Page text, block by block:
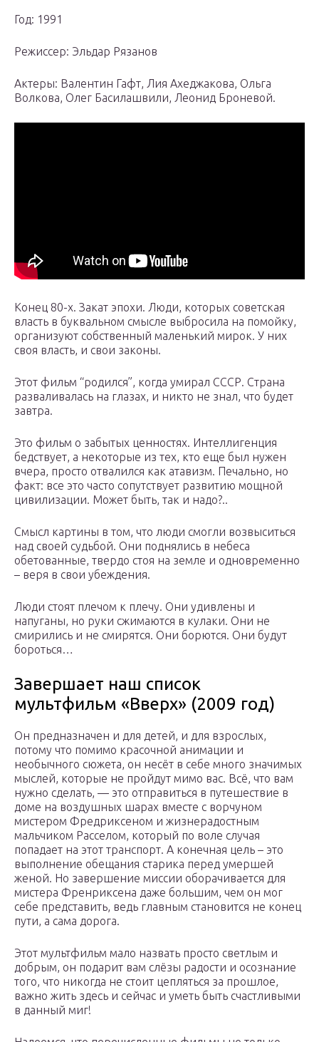
Год: 1991
Режиссер: Эльдар Рязанов
Актеры: Валентин Гафт, Лия Ахеджакова, Ольга
Волкова, Олег Басилашвили, Леонид Броневой.
Конец 80-х. Закат эпохи. Люди, которых советская
власть в буквальном смысле выбросила на помойку,
организуют собственный маленький мирок. У них
своя власть, и свои законы.
Этот фильм “родился”, когда умирал СССР. Страна
разваливалась на глазах, и никто не знал, что будет
завтра.
Это фильм о забытых ценностях. Интеллигенция
бедствует, а некоторые из тех, кто еще был нужен
вчера, просто отвалился как атавизм. Печально, но
факт: все это часто сопутствует развитию мощной
цивилизации. Может быть, так и надо?..
Смысл картины в том, что люди смогли возвыситься
над своей судьбой. Они поднялись в небеса
обетованные, твердо стоя на земле и одновременно
– веря в свои убеждения.
Люди стоят плечом к плечу. Они удивлены и
напуганы, но руки сжимаются в кулаки. Они не
смирились и не смирятся. Они борются. Они будут
бороться…
Завершает наш список
мультфильм «Вверх» (2009 год)
Он предназначен и для детей, и для взрослых,
потому что помимо красочной анимации и
необычного сюжета, он несёт в себе много значимых
мыслей, которые не пройдут мимо вас. Всё, что вам
нужно сделать, — это отправиться в путешествие в
доме на воздушных шарах вместе с ворчуном
мистером Фредриксеном и жизнерадостным
мальчиком Расселом, который по воле случая
попадает на этот транспорт. А конечная цель – это
выполнение обещания старика перед умершей
женой. Но завершение миссии оборачивается для
мистера Френриксена даже большим, чем он мог
себе представить, ведь главным становится не конец
пути, а сама дорога.
Этот мультфильм мало назвать просто светлым и
добрым, он подарит вам слёзы радости и осознание
того, что никогда не стоит цепляться за прошлое,
важно жить здесь и сейчас и уметь быть счастливыми
в данный миг!